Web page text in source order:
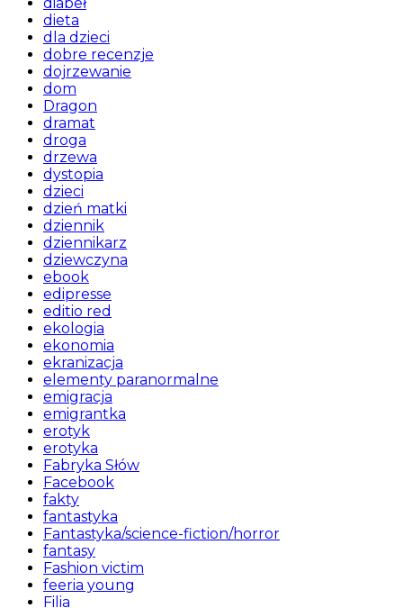
dieta
dla dzieci
dobre recenzje
dojrzewanie
dom
Dragon
dramat
droga
drzewa
dystopia
dzieci
dzień matki
dziennik
dziennikarz
dziewczyna
ebook
edipresse
editio red
ekologia
ekonomia
ekranizacja
elementy paranormalne
emigracja
emigrantka
erotyk
erotyka
Fabryka Słów
Facebook
fakty
fantastyka
Fantastyka/science-fiction/horror
fantasy
Fashion victim
feeria young
Filia